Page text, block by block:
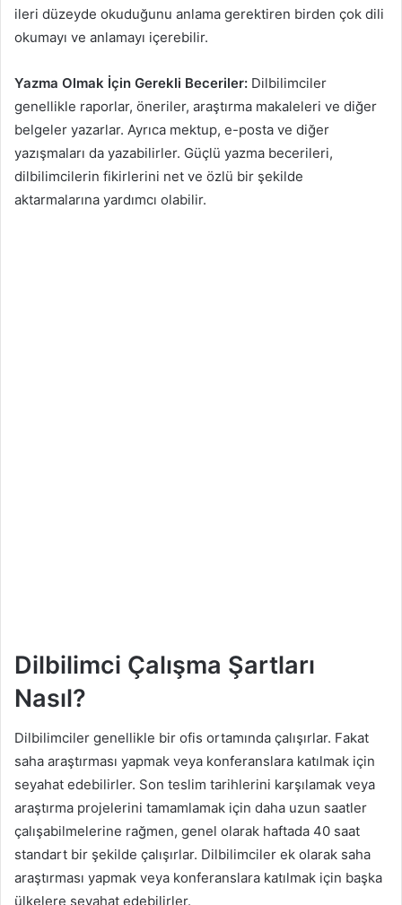
ileri düzeyde okuduğunu anlama gerektiren birden çok dili
okumayı ve anlamayı içerebilir.
Yazma Olmak İçin Gerekli Beceriler: Dilbilimciler
genellikle raporlar, öneriler, araştırma makaleleri ve diğer
belgeler yazarlar. Ayrıca mektup, e-posta ve diğer
yazışmaları da yazabilirler. Güçlü yazma becerileri,
dilbilimcilerin fikirlerini net ve özlü bir şekilde
aktarmalarına yardımcı olabilir.
Dilbilimci Çalışma Şartları
Nasıl?
Dilbilimciler genellikle bir ofis ortamında çalışırlar. Fakat
saha araştırması yapmak veya konferanslara katılmak için
seyahat edebilirler. Son teslim tarihlerini karşılamak veya
araştırma projelerini tamamlamak için daha uzun saatler
çalışabilmelerine rağmen, genel olarak haftada 40 saat
standart bir şekilde çalışırlar. Dilbilimciler ek olarak saha
araştırması yapmak veya konferanslara katılmak için başka
ülkelere seyahat edebilirler.